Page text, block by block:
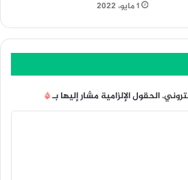
1 مايو، 2022
الحقول الإلزامية مشار إليها بـ*